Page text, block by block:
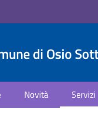
di Osio
Novità Servizi